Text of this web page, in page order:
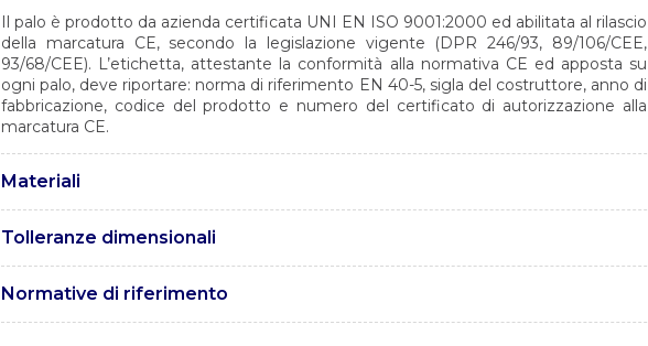
Il palo è prodotto da azienda certificata UNI EN ISO 9001:2000 ed abilitata al rilascio
della marcatura CE, secondo la legislazione vigente (DPR 246/93, 89/106/CEE,
93/68/CEE). L’etichetta, attestante la conformità alla normativa CE ed apposta su
ogni palo, deve riportare: norma di riferimento EN 40-5, sigla del costruttore, anno di
fabbricazione, codice del prodotto e numero del certificato di autorizzazione alla
marcatura CE.
Materiali
UNI EN 10025.
Tolleranze dimensionali
Normative di riferimento